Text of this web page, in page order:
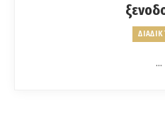
…